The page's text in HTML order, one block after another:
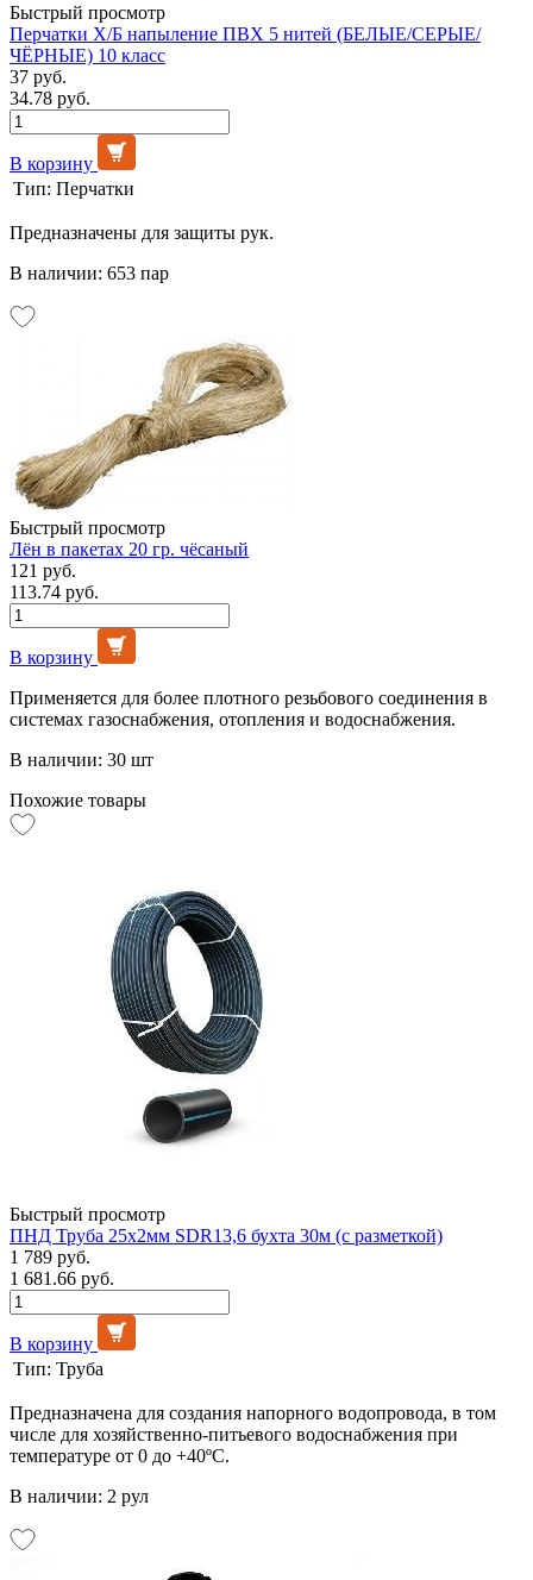
Быстрый просмотр
Перчатки Х/Б напыление ПВХ 5 нитей (БЕЛЫЕ/СЕРЫЕ/
ЧЁРНЫЕ) 10 класс
37 руб.
34.78 руб.
В корзину
Тип: Перчатки
Предназначены для защиты рук.
В наличии: 653 пар
Быстрый просмотр
Лён в пакетах 20 гр. чёсаный
121 руб.
113.74 руб.
В корзину
Применяется для более плотного резьбового соединения в
системах газоснабжения, отопления и водоснабжения.
В наличии: 30 шт
Похожие товары
Быстрый просмотр
ПНД Труба 25х2мм SDR13,6 бухта 30м (с разметкой)
1 789 руб.
1 681.66 руб.
В корзину
Тип: Труба
Предназначена для создания напорного водопровода, в том
числе для хозяйственно-питьевого водоснабжения при
температуре от 0 до +40ºС.
В наличии: 2 рул